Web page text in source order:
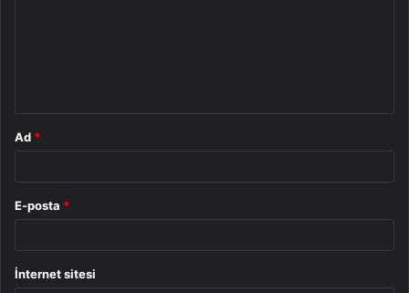
Ad *
E-posta *
İnternet sitesi